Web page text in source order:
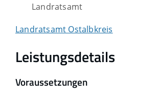
Landratsamt
Landratsamt Ostalbkreis
Leistungsdetails
Voraussetzungen